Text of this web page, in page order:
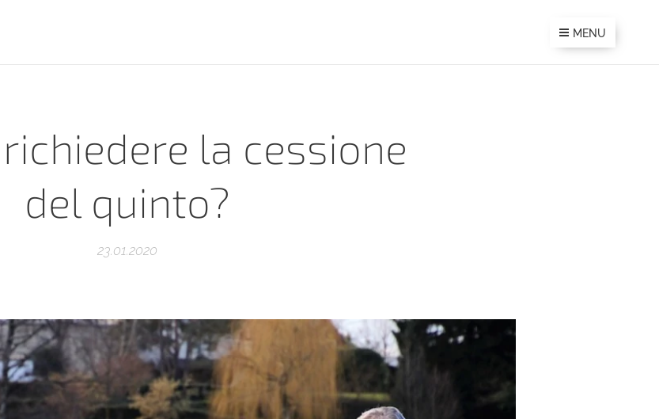
MENU
la cessione
del quinto?
23.01.2020